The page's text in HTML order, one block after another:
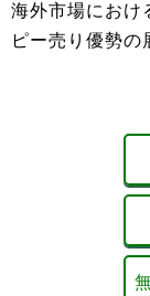
海外市場におけ
ピー売り優勢